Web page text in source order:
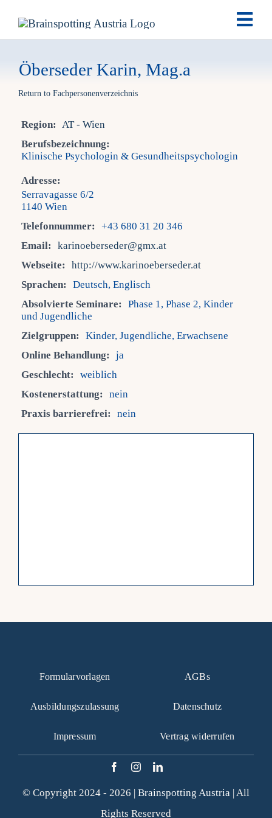
Öberseder Karin, Mag.a
Return to Fachpersonenverzeichnis
Region:
AT - Wien
Berufsbezeichnung:
Klinische Psychologin & Gesundheitspsychologin
Adresse:
Serravagasse 6/2
1140 Wien
Telefonnummer:
+43 680 31 20 346
Email:
karinoeberseder@gmx.at
Webseite:
http://www.karinoeberseder.at
Sprachen:
Deutsch, Englisch
Absolvierte Seminare:
Phase 1, Phase 2, Kinder
und Jugendliche
Zielgruppen:
Kinder, Jugendliche, Erwachsene
Online Behandlung:
ja
Geschlecht:
weiblich
Kostenerstattung:
nein
Praxis barrierefrei:
nein
Formularvorlagen
Ausbildungszulassung
Impressum
AGBs
Datenschutz
Vertrag widerrufen
© Copyright 2024 - 2026 | Brainspotting Austria | All
Rights Reserved